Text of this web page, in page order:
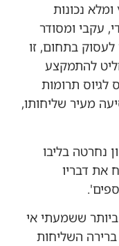
נכונות
עקבי ומסודר
בתחום, זו
להתמקצע
לגיוס תרומות
מעיר שליחותו,
נחרטה בליבו
את דבריו
ששמעתי אי
השליחות